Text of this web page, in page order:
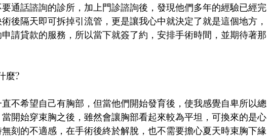
通話諮詢的診所，加上門診諮詢後，發現他們多年的經驗已經完
後隔天即可拆掉引流管，更是讓我心中就決定了就是這個地方，
請貸款的服務，所以當下就簽了約，安排手術時間，並期待著那
麼?
不希望自己有胸部，但當他們開始發育後，使我感覺自卑所以總
開始穿束胸之後，雖然會讓胸部看起來較為平坦，可換來的是心
刻的不適感，在手術後終於解脫，也不需要擔心夏天時束胸下緣